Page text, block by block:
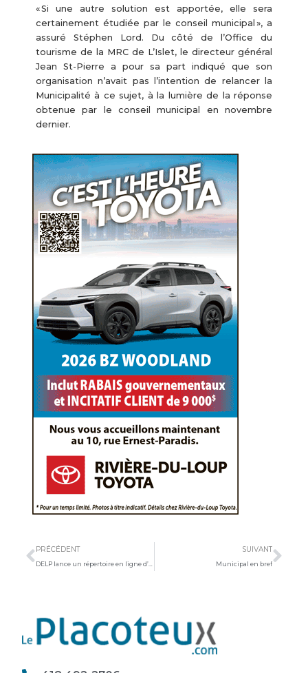
« Si une autre solution est apportée, elle sera
certainement étudiée par le conseil municipal », a
assuré Stéphen Lord. Du côté de l’Office du
tourisme de la MRC de L’Islet, le directeur général
Jean St-Pierre a pour sa part indiqué que son
organisation n’avait pas l’intention de relancer la
Municipalité à ce sujet, à la lumière de la réponse
obtenue par le conseil municipal en novembre
dernier.
PRÉCÉDENT
DELP lance un répertoire en ligne d’espaces commerciaux à louer
SUIVANT
Municipal en bref